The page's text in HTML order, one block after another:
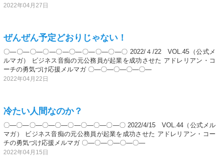
2022年04月27日
ぜんぜん予定どおりじゃない！
〇―〇―〇―〇―〇―〇―〇―〇―〇―〇 2022/４/22 VOL.45（公式メ
ルマガ） ビジネス音痴の元公務員が起業を成功させた アドレリアン・コ
ーチの勇気づけ応援メルマガ 〇―〇―〇―〇―〇―
2022年04月22日
冷たい人間なのか？
〇―〇―〇―〇―〇―〇―〇―〇―〇―〇 2022/4/15 VOL.44（公式メル
マガ） ビジネス音痴の元公務員が起業を成功させた アドレリアン・コー
チの勇気づけ応援メルマガ 〇―〇―〇―〇―〇―
2022年04月15日